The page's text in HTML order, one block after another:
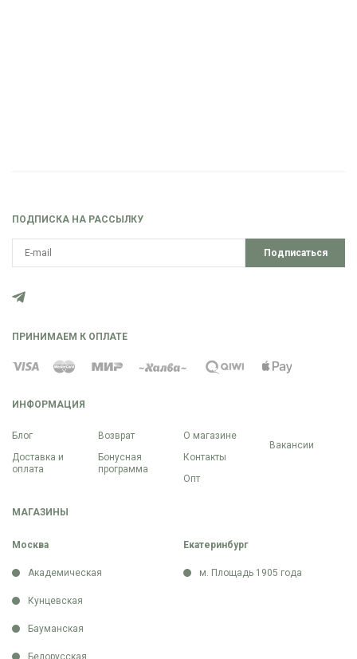
ИНФОРМАЦИЯ
Блог
Доставка и
оплата
Возврат
Бонусная
программа
О магазине
Контакты
Опт
Вакансии
МАГАЗИНЫ
Москва
Академическая
Кунцевская
Бауманская
Белорусская
Екатеринбург
м. Площадь 1905 года
ПОДПИСКА НА РАССЫЛКУ
Подписаться
ПРИНИМАЕМ К ОПЛАТЕ